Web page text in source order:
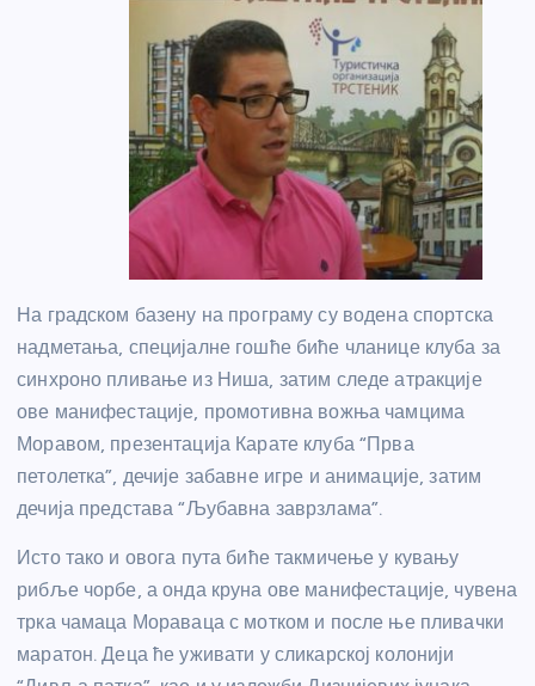
На градском базену на програму су водена спортска
надметања, специјалне гошће биће чланице клуба за
синхроно пливање из Ниша, затим следе атракције
ове манифестације, промотивна вожња чамцима
Моравом, презентација Карате клуба “Прва
петолетка”, дечије забавне игре и анимације, затим
дечија представа “Љубавна заврзлама”.
Исто тако и овога пута биће такмичење у кувању
рибље чорбе, а онда круна ове манифестације, чувена
трка чамаца Мораваца с мотком и после ње пливачки
маратон. Деца ће уживати у сликарској колонији